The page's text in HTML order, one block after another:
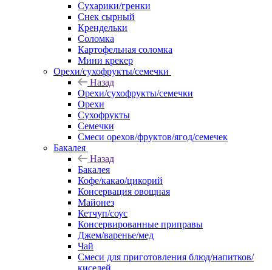
Сухарики/гренки
Снек сырный
Крендельки
Соломка
Картофельная соломка
Мини крекер
Орехи/сухофрукты/семечки
Назад
Орехи/сухофрукты/семечки
Орехи
Сухофрукты
Семечки
Смеси орехов/фруктов/ягод/семечек
Бакалея
Назад
Бакалея
Кофе/какао/цикорий
Консервация овощная
Майонез
Кетчуп/соус
Консервированные приправы
Джем/варенье/мед
Чай
Смеси для приготовления блюд/напитков/
киселей